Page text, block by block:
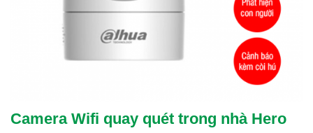
Camera Wifi quay quét trong nhà Hero